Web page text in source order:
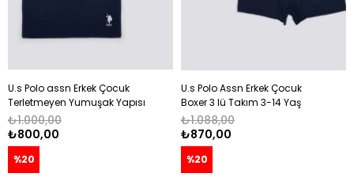
U.s Polo assn Erkek Çocuk
Terletmeyen Yumuşak Yapısı
2 'Li Atlet Seti 3-14 Yaş
LACİVERT - BEYAZ
₺800,00
₺1.000,00
%20
U.s Polo Assn Erkek Çocuk
Boxer 3 lü Takım 3-14 Yaş
NAVY
₺870,00
₺1.088,00
%20